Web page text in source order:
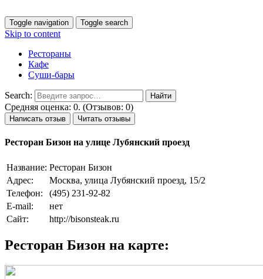
Toggle navigation Toggle search
Skip to content
Рестораны
Кафе
Суши-бары
Search:
Средняя оценка: 0. (Отзывов: 0)
Написать отзыв Читать отзывы
Ресторан Бизон на улице Лубянский проезд
Название: Ресторан Бизон
Адрес:
Москва, улица Лубянский проезд, 15/2
Телефон:
(495) 231-92-82
E-mail:
нет
Сайт:
http://bisonsteak.ru
Ресторан Бизон на карте: